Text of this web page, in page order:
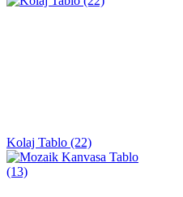
Kolaj Tablo (22)